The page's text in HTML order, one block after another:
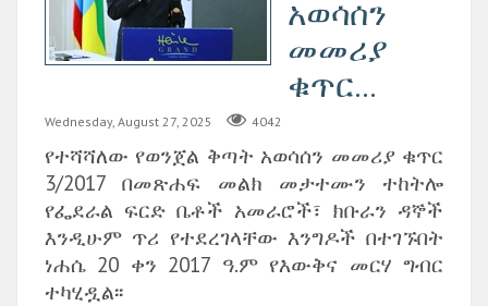
አወሳሰን
መመሪያ
ቁጥር...
Wednesday, August 27, 2025 4042
የተሻሻለው የወንጀል ቅጣት አወሳሰን መመሪያ ቁጥር
3/2017 በመጽሐፍ መልክ መታተሙን ተከትሎ
የፌደራል ፍርድ ቤቶች አመራሮች፣ ክቡራን ዳኞች
እንዲሁም ጥሪ የተደረገላቸው እንግዶች በተገኙበት
ነሐሴ 20 ቀን 2017 ዓ.ም የእውቅና መርሃ ግብር
ተካሂዷል፡፡